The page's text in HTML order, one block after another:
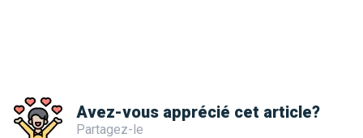
Avez-vous apprécié cet article?
Partagez-le